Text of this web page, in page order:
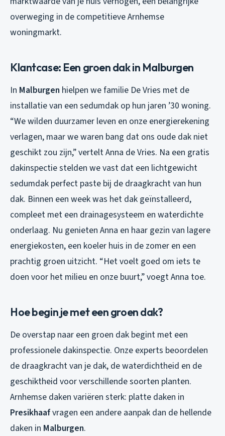
overweging in de competitieve Arnhemse
woningmarkt.
Klantcase: Een groen dak in Malburgen
In Malburgen hielpen we familie De Vries met de
installatie van een sedumdak op hun jaren ’30 woning.
“We wilden duurzamer leven en onze energierekening
verlagen, maar we waren bang dat ons oude dak niet
geschikt zou zijn,” vertelt Anna de Vries. Na een gratis
dakinspectie stelden we vast dat een lichtgewicht
sedumdak perfect paste bij de draagkracht van hun
dak. Binnen een week was het dak geïnstalleerd,
compleet met een drainagesysteem en waterdichte
onderlaag. Nu genieten Anna en haar gezin van lagere
energiekosten, een koeler huis in de zomer en een
prachtig groen uitzicht. “Het voelt goed om iets te
doen voor het milieu en onze buurt,” voegt Anna toe.
Hoe begin je met een groen dak?
De overstap naar een groen dak begint met een
professionele dakinspectie. Onze experts beoordelen
de draagkracht van je dak, de waterdichtheid en de
geschiktheid voor verschillende soorten planten.
Arnhemse daken variëren sterk: platte daken in
Presikhaafvragen een andere aanpak dan de hellende
daken in Malburgen.